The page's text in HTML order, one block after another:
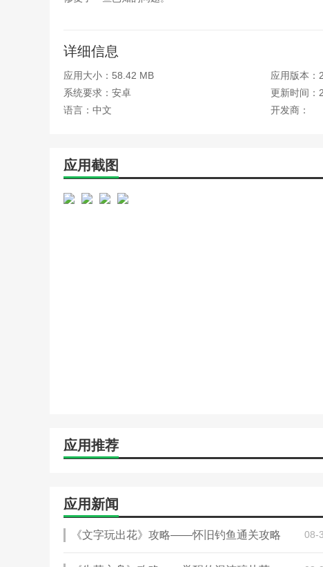
详细信息
应用大小：58.42 MB
应用版本：
系统要求：安卓
更新时间：
语言：中文
开发商：
应用截图
应用推荐
应用新闻
《文字玩出花》攻略——怀旧钓鱼通关攻略 08-